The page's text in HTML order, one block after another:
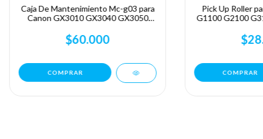
Caja De Mantenimiento Mc-g03 para
Canon GX3010 GX3040 GX3050
$60.000
Pick Up Roller
G1100 G2100